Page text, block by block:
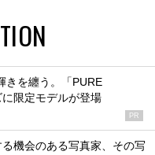
きを纏う。「PURE
限定モデルが登場
PR
機会のある写真家、その写